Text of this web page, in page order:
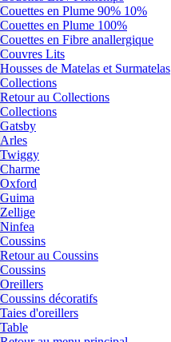
Couettes en Plume 90% 10%
Couettes en Plume 100%
Couettes en Fibre anallergique
Couvres Lits
Housses de Matelas et Surmatelas
Collections
Retour au Collections
Collections
Gatsby
Arles
Twiggy
Charme
Oxford
Guima
Zellige
Ninfea
Coussins
Retour au Coussins
Coussins
Oreillers
Coussins décoratifs
Taies d'oreillers
Table